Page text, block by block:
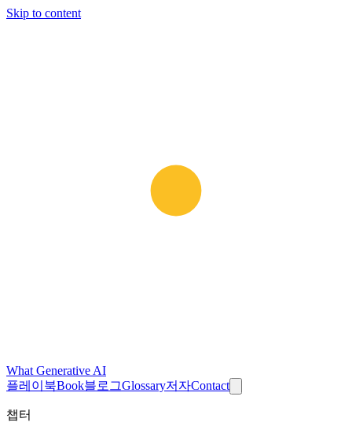
Skip to content
What Generative AI
플레이북Book블로그Glossary저자Contact
챕터